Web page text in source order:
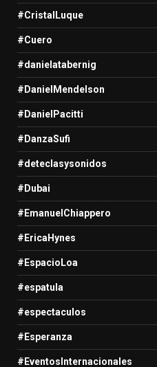
#CristalLuque
#Cuero
#danielatabernig
#DanielMendelson
#DanielPacitti
#DanzaSufi
#deteclasysonidos
#Dubai
#EmanuelChiappero
#EricaHynes
#EspacioLoa
#espatula
#espectaculos
#Esperanza
#EventosInternacionales